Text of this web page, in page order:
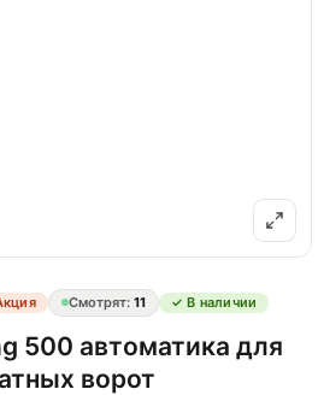
Смотрят: 11 ✓ В наличии
500 автоматика для
ворот